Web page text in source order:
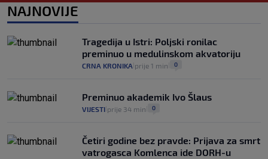
0
automobilom na Hvar iz Zagreba, a
koliko iz Osijeka
VIJESTI 14
NAJNOVIJE
Tragedija u Istri: Poljski ronilac
preminuo u medulinskom akvatoriju
CRNA KRONIKA prije 1 min 0
Preminuo akademik Ivo Šlaus
VIJESTI prije 34 min 0
Četiri godine bez pravde: Prijava za smrt
vatrogasca Komlenca ide DORH-u